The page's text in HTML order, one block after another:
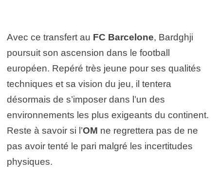
Avec ce transfert au FC Barcelone, Bardghji
poursuit son ascension dans le football
européen. Repéré très jeune pour ses qualités
techniques et sa vision du jeu, il tentera
désormais de s’imposer dans l’un des
environnements les plus exigeants du continent.
Reste à savoir si l’OM ne regrettera pas de ne
pas avoir tenté le pari malgré les incertitudes
physiques.